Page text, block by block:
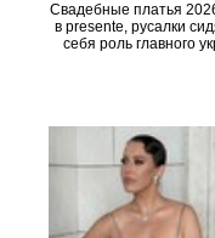
Свадебные платья
в presente, русалки
себя роль главного